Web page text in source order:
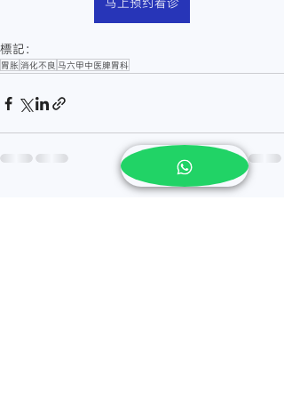
標記：
胃胀 消化不良 马六甲中医脾胃科